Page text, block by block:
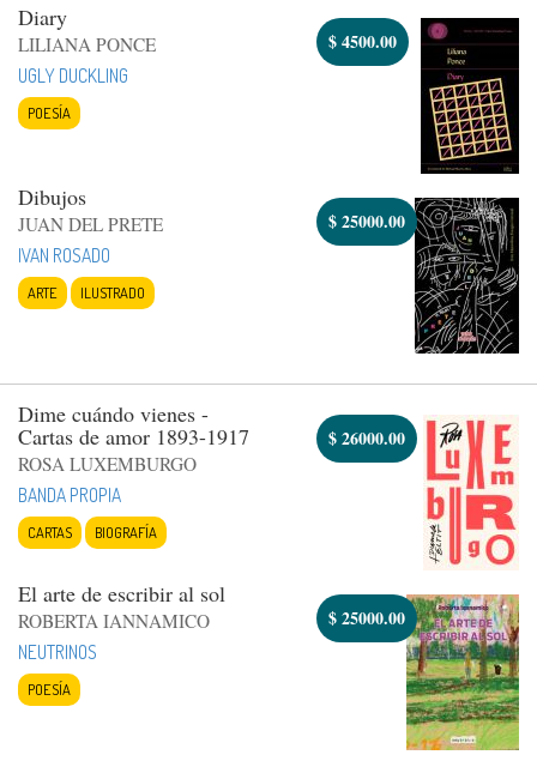
Diary
LILIANA PONCE
UGLY DUCKLING
POESÍA
$4500.00
Dibujos
JUAN DEL PRETE
IVAN ROSADO
ARTE ILUSTRADO
$25000.00
Dime cuándo vienes -
Cartas de amor 1893-1917
ROSA LUXEMBURGO
BANDA PROPIA
CARTAS BIOGRAFÍA
$26000.00
El arte de escribir al sol
ROBERTA IANNAMICO
NEUTRINOS
POESÍA
$25000.00